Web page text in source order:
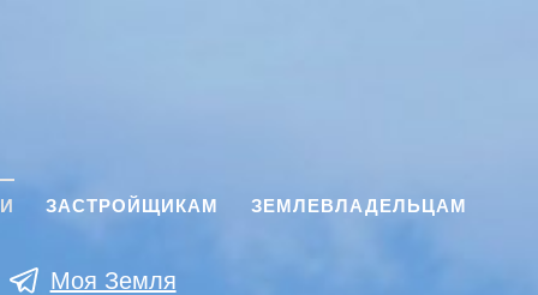
ЗАСТРОЙЩИКАМ ЗЕМЛЕВЛАДЕЛЬЦАМ
Моя Земля